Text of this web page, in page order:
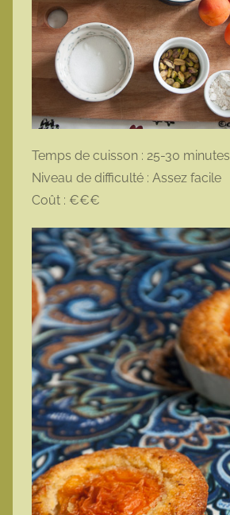
Temps de cuisson : 25-30 minutes
Niveau de difficulté : Assez facile
Coût : €€€